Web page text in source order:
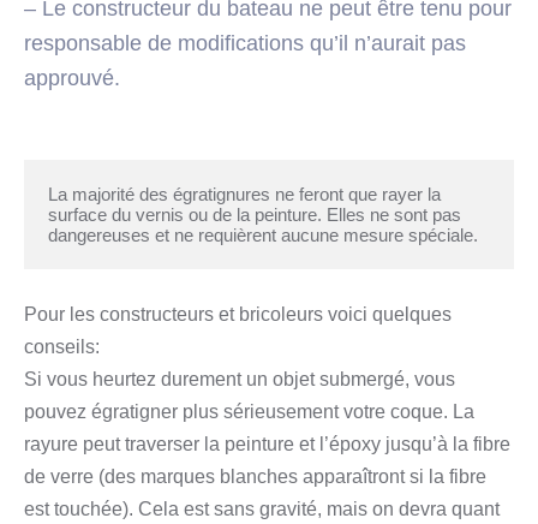
– Le constructeur du bateau ne peut être tenu pour
responsable de modifications qu’il n’aurait pas
approuvé.
La majorité des égratignures ne feront que rayer la
surface du vernis ou de la peinture. Elles ne sont pas
dangereuses et ne requièrent aucune mesure spéciale.
Pour les constructeurs et bricoleurs voici quelques
conseils:
Si vous heurtez durement un objet submergé, vous
pouvez égratigner plus sérieusement votre coque. La
rayure peut traverser la peinture et l’époxy jusqu’à la fibre
de verre (des marques blanches apparaîtront si la fibre
est touchée). Cela est sans gravité, mais on devra quant